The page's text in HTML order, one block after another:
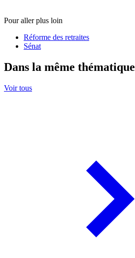
Pour aller plus loin
Réforme des retraites
Sénat
Dans la même thématique
Voir tous